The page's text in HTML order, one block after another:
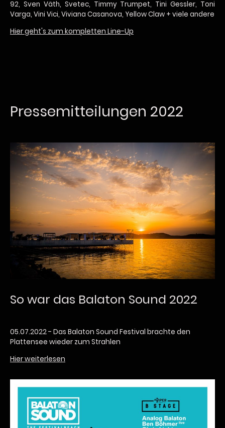
92, Sven Väth, Svetec, Timmy Trumpet, Tini Gessler, Toni
Varga, Vini Vici, Viviana Casanova, Yellow Claw + viele andere
Hier geht's zum kompletten Line-Up
Pressemitteilungen 2022
So war das Balaton Sound 2022
05.07.2022 - Das Balaton Sound Festival brachte den
Plattensee wieder zum Strahlen
Hier weiterlesen